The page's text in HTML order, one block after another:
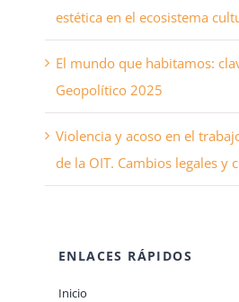
estética en el ecosistema
El mundo que habitamos:
Geopolítico 2025
Violencia y acoso en el
de la OIT. Cambios legales y
ENLACES RÁPIDOS
Inicio